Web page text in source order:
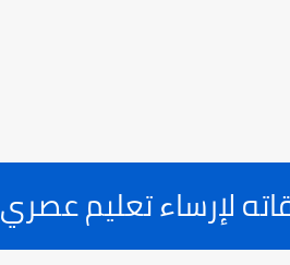
لإرساء تعليم عصري